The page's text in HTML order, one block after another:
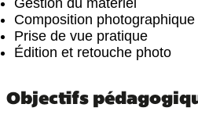
Gestion du matériel
Composition photographique
Prise de vue pratique
Édition et retouche photo
Objectifs